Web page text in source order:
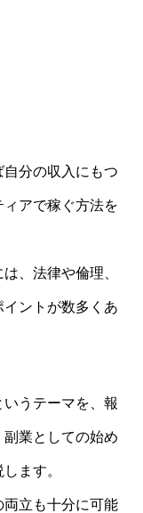
分の収入にもつ
アで稼ぐ方法を
、法律や倫理、
ントが数多くあ
うテーマを、報
業としての始め
ます。
両立も十分に可能